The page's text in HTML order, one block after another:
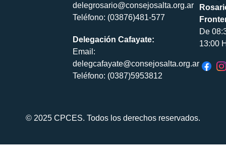
delegrosario@consejosalta.org.ar
Teléfono: (03876)481-577
Delegación Cafayate:
Email:
delegcafayate@consejosalta.org.ar
Teléfono: (0387)5953812
De
13:00
© 2025 CPCES. Todos los derechos reservados.